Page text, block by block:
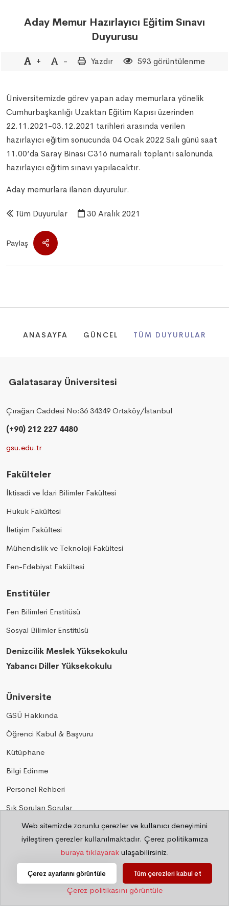
Aday Memur Hazırlayıcı Eğitim Sınavı
Duyurusu
+ - Yazdır 593 görüntülenme
Üniversitemizde görev yapan aday memurlara yönelik
Cumhurbaşkanlığı Uzaktan Eğitim Kapısı üzerinden
22.11.2021-03.12.2021 tarihleri arasında verilen
hazırlayıcı eğitim sonucunda 04 Ocak 2022 Salı günü saat
11.00’da Saray Binası C316 numaralı toplantı salonunda
hazırlayıcı eğitim sınavı yapılacaktır.
Aday memurlara ilanen duyurulur.
Tüm Duyurular 30 Aralık 2021
Paylaş
ANASAYFA GÜNCEL TÜM DUYURULAR
Galatasaray Üniversitesi
Çırağan Caddesi No:36 34349 Ortaköy/İstanbul
(+90) 212 227 4480
gsu.edu.tr
Fakülteler
İktisadi ve İdari Bilimler Fakültesi
Hukuk Fakültesi
İletişim Fakültesi
Mühendislik ve Teknoloji Fakültesi
Fen-Edebiyat Fakültesi
Enstitüler
Fen Bilimleri Enstitüsü
Sosyal Bilimler Enstitüsü
Denizcilik Meslek Yüksekokulu
Yabancı Diller Yüksekokulu
Üniversite
GSÜ Hakkında
Öğrenci Kabul & Başvuru
Kütüphane
Bilgi Edinme
Personel Rehberi
Sık Sorulan Sorular
Gizlilik
©2026 Bilgi İşlem Daire Başkanlığı
Web sitemizde zorunlu çerezler ve kullanıcı deneyimini
iyileştiren çerezler kullanılmaktadır. Çerez politikamıza
buraya tıklayarakulaşabilirsiniz.
Çerez ayarlarını görüntüle Tüm çerezleri kabul et
Çerez politikasını görüntüle